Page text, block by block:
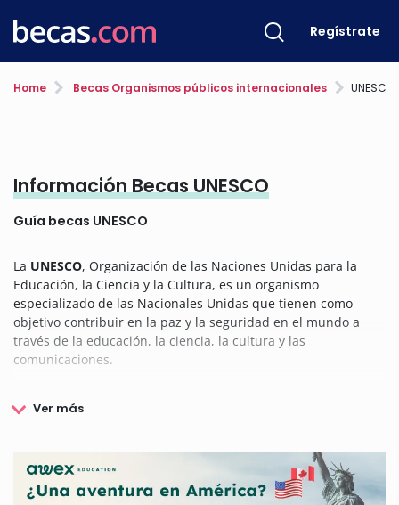
Regístrate
Home Becas Organismos públicos internacionales UNESCO
Información Becas UNESCO
Guía becas UNESCO
La UNESCO, Organización de las Naciones Unidas para la
Educación, la Ciencia y la Cultura, es un organismo
especializado de las Nacionales Unidas que tienen como
objetivo contribuir en la paz y la seguridad en el mundo a
través de la educación, la ciencia, la cultura y las
comunicaciones.
culturares y los recursos naturales, con el objetivo de
que se pierda la identidad y diversidad cultural de los
distintos pueblos.
Con respecto a la educación, la UNESCO apoya a la